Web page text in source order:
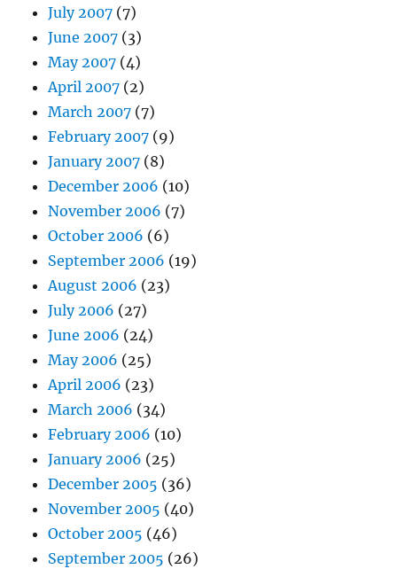
July 2007 (7)
June 2007 (3)
May 2007 (4)
April 2007 (2)
March 2007 (7)
February 2007 (9)
January 2007 (8)
December 2006 (10)
November 2006 (7)
October 2006 (6)
September 2006 (19)
August 2006 (23)
July 2006 (27)
June 2006 (24)
May 2006 (25)
April 2006 (23)
March 2006 (34)
February 2006 (10)
January 2006 (25)
December 2005 (36)
November 2005 (40)
October 2005 (46)
September 2005 (26)